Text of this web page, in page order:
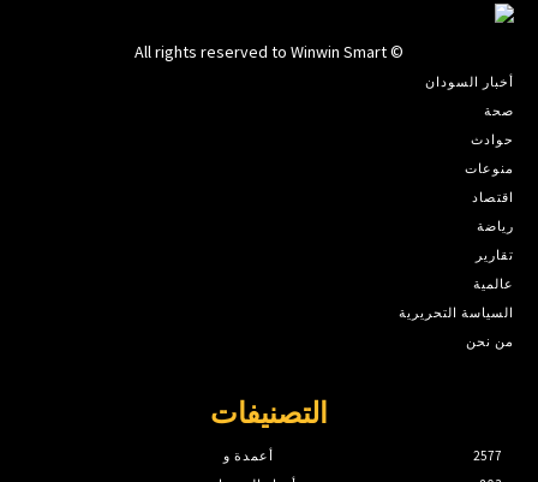
© All rights reserved to Winwin Smart
أخبار السودان
صحة
حوادث
منوعات
اقتصاد
رياضة
تقارير
عالمية
السياسة التحريرية
من نحن
التصنيفات
أعمدة و
2577